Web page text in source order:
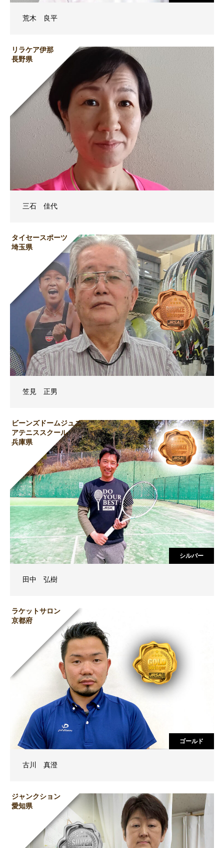
荒木 良平
リラケア伊那
長野県
三石 佳代
タイセースポーツ
埼玉県
笠見 正男
ビーンズドームジュニ
アテニススクール
兵庫県
シルバー
田中 弘樹
ラケットサロン
京都府
ゴールド
古川 真澄
ジャンクション
愛知県